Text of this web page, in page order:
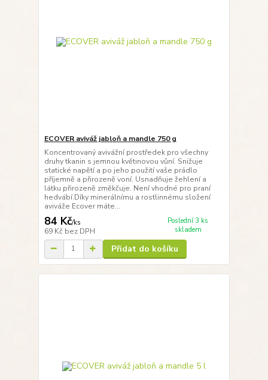
ECOVER aviváž jabloň a mandle 750 g
Koncentrovaný avivážní prostředek pro všechny
druhy tkanin s jemnou květinovou vůní. Snižuje
statické napětí a po jeho použití vaše prádlo
příjemně a přirozeně voní. Usnadňuje žehlení a
látku přirozeně změkčuje. Není vhodné pro praní
hedvábí.Díky minerálnímu a rostlinnému složení
aviváže Ecover máte...
84 Kč/ks
69 Kč bez DPH
Poslední 3 ks
skladem
Přidat do košíku